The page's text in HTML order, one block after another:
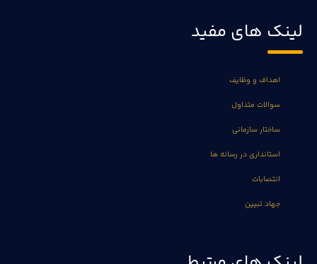
لینک های مفید
اهداف و وظایف
سوالات متداول
ساختار سازمانی
استانداری در رسانه ها
انتصابات
جهاد تبیین